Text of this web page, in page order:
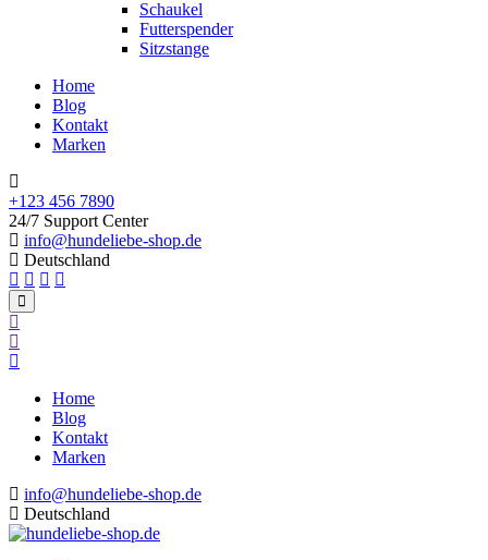
Schaukel
Futterspender
Sitzstange
Home
Blog
Kontakt
Marken
+123 456 7890
24/7 Support Center
info@hundeliebe-shop.de
Deutschland
Home
Blog
Kontakt
Marken
info@hundeliebe-shop.de
Deutschland